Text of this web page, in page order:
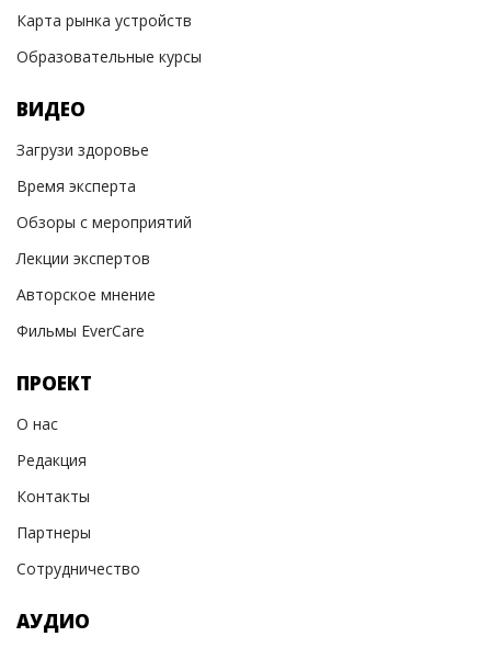
Карта рынка устройств
Образовательные курсы
ВИДЕО
Загрузи здоровье
Время эксперта
Обзоры с мероприятий
Лекции экспертов
Авторское мнение
Фильмы EverCare
ПРОЕКТ
О нас
Редакция
Контакты
Партнеры
Сотрудничество
АУДИО